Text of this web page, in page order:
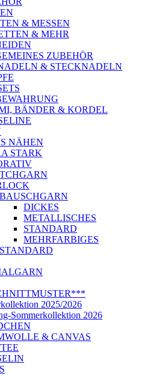
& MESSEN
& MEHR
ZUBEHÖR
& STECKNADELN
BÄNDER & KORDEL
NÄHEN
STARK
BAUSCHGARN
DICKES
METALLISCHES
STANDARD
MEHRFARBIGES
STANDARD
2025/2026
Sommerkollektion 2026
& CANVAS